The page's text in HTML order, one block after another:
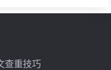
查重技巧